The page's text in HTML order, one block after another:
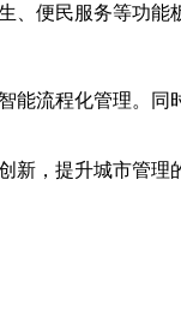
便民服务等功能
能流程化管理。
，提升城市管理